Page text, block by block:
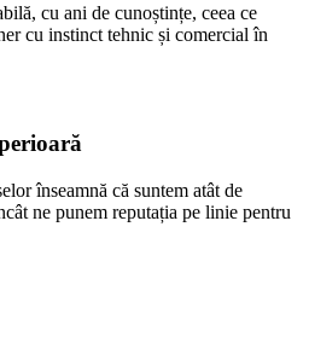
cu ani de cunoștințe, ceea ce
cu instinct tehnic și comercial în
înseamnă că suntem atât de
ne punem reputația pe linie pentru